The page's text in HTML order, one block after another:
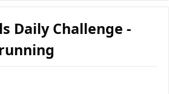
Daily Challenge -